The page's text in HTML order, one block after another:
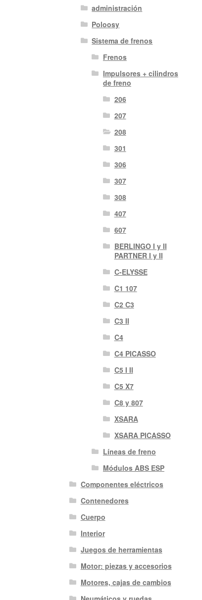
administración
Poloosy
Sistema de frenos
Frenos
Impulsores + cilindros
de freno
206
207
208
301
306
307
308
407
607
BERLINGO I y II
PARTNER I y II
C-ELYSSE
C1 107
C2 C3
C3 II
C4
C4 PICASSO
C5 I II
C5 X7
C8 y 807
XSARA
XSARA PICASSO
Líneas de freno
Módulos ABS ESP
Componentes eléctricos
Contenedores
Cuerpo
Interior
Juegos de herramientas
Motor: piezas y accesorios
Motores, cajas de cambios